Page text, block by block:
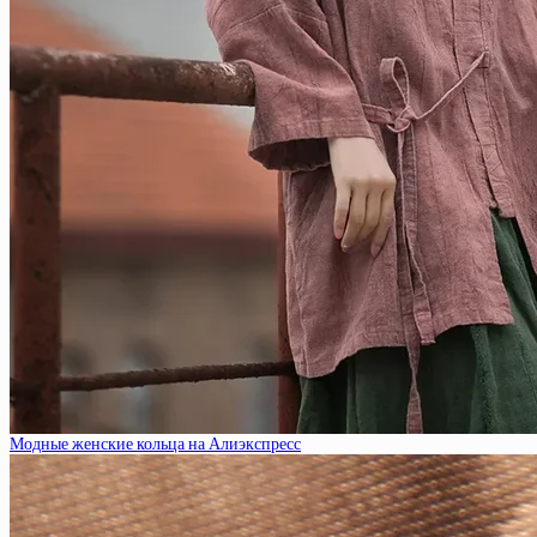
Модные женские кольца на Алиэкспресс